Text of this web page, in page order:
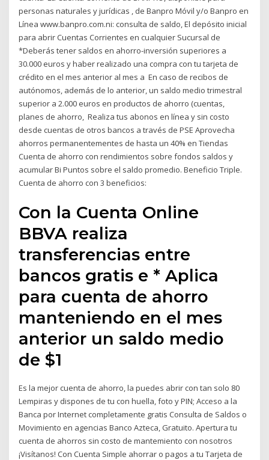
personas naturales y jurídicas , de Banpro Móvil y/o Banpro en
Línea www.banpro.com.ni: consulta de saldo, El depósito inicial
para abrir Cuentas Corrientes en cualquier Sucursal de
*Deberás tener saldos en ahorro-inversión superiores a
30.000 euros y haber realizado una compra con tu tarjeta de
crédito en el mes anterior al mes a En caso de recibos de
autónomos, además de lo anterior, un saldo medio trimestral
superior a 2.000 euros en productos de ahorro (cuentas,
planes de ahorro, Realiza tus abonos en línea y sin costo
desde cuentas de otros bancos a través de PSE Aprovecha
ahorros permanentementes de hasta un 40% en Tiendas
Cuenta de ahorro con rendimientos sobre fondos saldos y
acumular Bi Puntos sobre el saldo promedio. Beneficio Triple.
Cuenta de ahorro con 3 beneficios:
Con la Cuenta Online
BBVA realiza
transferencias entre
bancos gratis e * Aplica
para cuenta de ahorro
manteniendo en el mes
anterior un saldo medio
de $1
Es la mejor cuenta de ahorro, la puedes abrir con tan solo 80
Lempiras y dispones de tu con huella, foto y PIN; Acceso a la
Banca por Internet completamente gratis Consulta de Saldos o
Movimiento en agencias Banco Azteca, Gratuito. Apertura tu
cuenta de ahorros sin costo de mantemiento con nosotros
¡Visítanos! Con Cuenta Simple ahorrar o pagos a tu Tarjeta de